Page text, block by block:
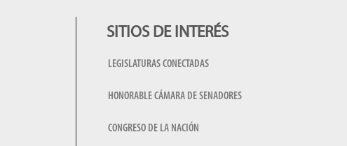
SITIOS DE INTERÉS
LEGISLATURAS CONECTADAS
HONORABLE CÁMARA DE SENADORES
CONGRESO DE LA NACIÓN